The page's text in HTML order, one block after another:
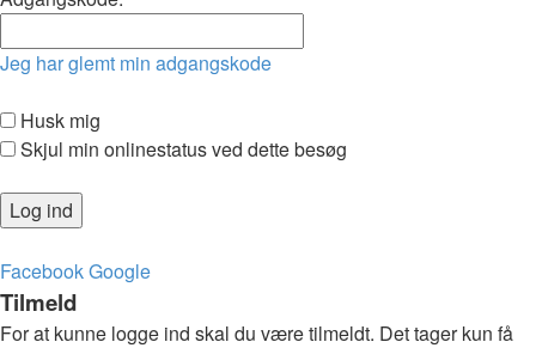
Jeg har glemt min adgangskode
Husk mig
Skjul min onlinestatus ved dette besøg
FacebookGoogle
Tilmeld
For at kunne logge ind skal du være tilmeldt. Det tager kun få